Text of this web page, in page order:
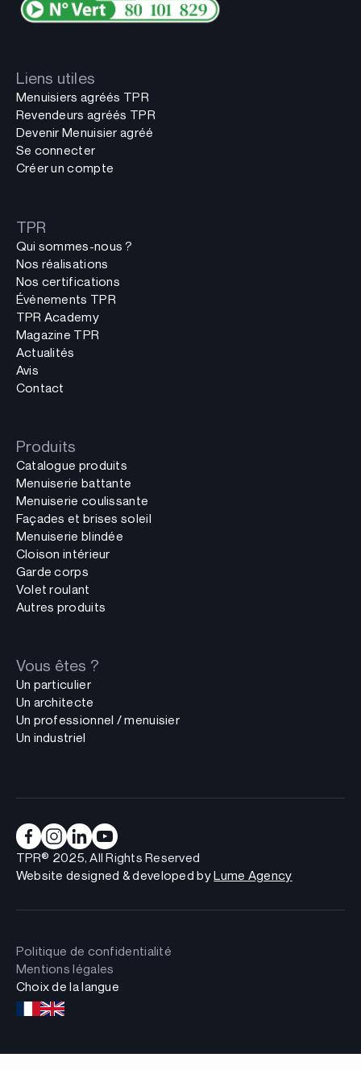
Liens utiles
Menuisiers agréés TPR
Revendeurs agréés TPR
Devenir Menuisier agréé
Se connecter
Créer un compte
TPR
Qui sommes-nous ?
Nos réalisations
Nos certifications
Événements TPR
TPR Academy
Magazine TPR
Actualités
Avis
Contact
Produits
Catalogue produits
Menuiserie battante
Menuiserie coulissante
Façades et brises soleil
Menuiserie blindée
Cloison intérieur
Garde corps
Volet roulant
Autres produits
Vous êtes ?
Un particulier
Un architecte
Un professionnel / menuisier
Un industriel
TPR® 2025, All Rights Reserved
Website designed & developed byLume Agency
Politique de confidentialité
Mentions légales
Choix de la langue